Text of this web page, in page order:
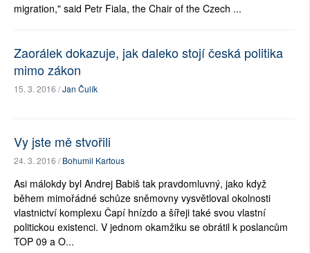
migration," said Petr Fiala, the Chair of the Czech ...
Zaorálek dokazuje, jak daleko stojí česká politika
mimo zákon
15. 3. 2016 /Jan Čulík
Vy jste mě stvořili
24. 3. 2016 /Bohumil Kartous
Asi málokdy byl Andrej Babiš tak pravdomluvný, jako když
během mimořádné schůze sněmovny vysvětloval okolnosti
vlastnictví komplexu Čapí hnízdo a šířeji také svou vlastní
politickou existenci. V jednom okamžiku se obrátil k poslancům
TOP 09 a O...